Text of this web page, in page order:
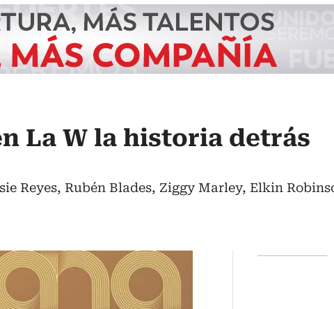
La W la historia detrás
Reyes, Rubén Blades, Ziggy Marley, Elkin